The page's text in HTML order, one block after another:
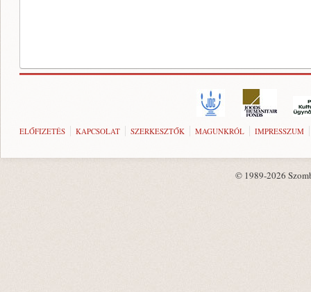
ELŐFIZETÉS KAPCSOLAT SZERKESZTŐK MAGUNKRÓL IMPRESSZUM
© 1989-2026